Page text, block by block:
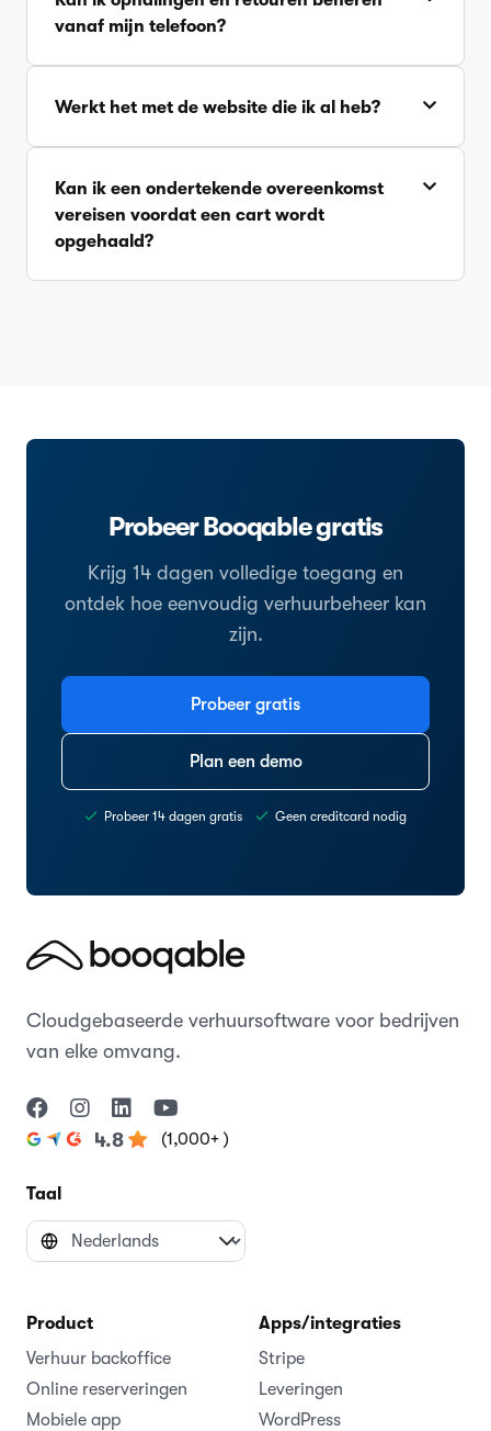
vanaf mijn telefoon?
Werkt het met de website die ik al heb?
Kan ik een ondertekende overeenkomst
vereisen voordat een cart wordt
opgehaald?
Probeer Booqable gratis
Krijg 14 dagen volledige toegang en
ontdek hoe eenvoudig verhuurbeheer kan
zijn.
Probeer gratis
Plan een demo
Probeer 14 dagen gratis Geen creditcard nodig
Cloudgebaseerde verhuursoftware voor bedrijven
van elke omvang.
4.8 (1,000+ )
Taal
Product
Verhuur backoffice
Online reserveringen
Mobiele app
Apps/integraties
Stripe
Leveringen
WordPress